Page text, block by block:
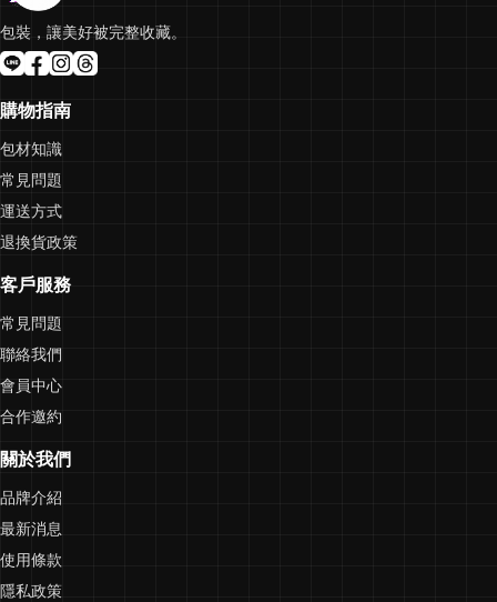
包裝，讓美好被完整收藏。
購物指南
包材知識
常見問題
運送方式
退換貨政策
客戶服務
常見問題
聯絡我們
會員中心
合作邀約
關於我們
品牌介紹
最新消息
使用條款
隱私政策